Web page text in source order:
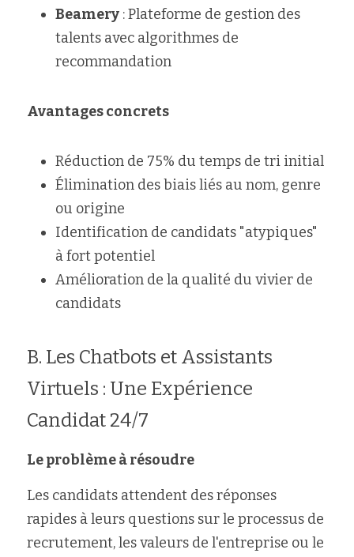
Beamery : Plateforme de gestion des
talents avec algorithmes de
recommandation
Avantages concrets
Réduction de 75% du temps de tri initial
Élimination des biais liés au nom, genre
ou origine
Identification de candidats "atypiques"
à fort potentiel
Amélioration de la qualité du vivier de
candidats
B. Les Chatbots et Assistants
Virtuels : Une Expérience
Candidat 24/7
Le problème à résoudre
Les candidats attendent des réponses
rapides à leurs questions sur le processus de
recrutement, les valeurs de l'entreprise ou le